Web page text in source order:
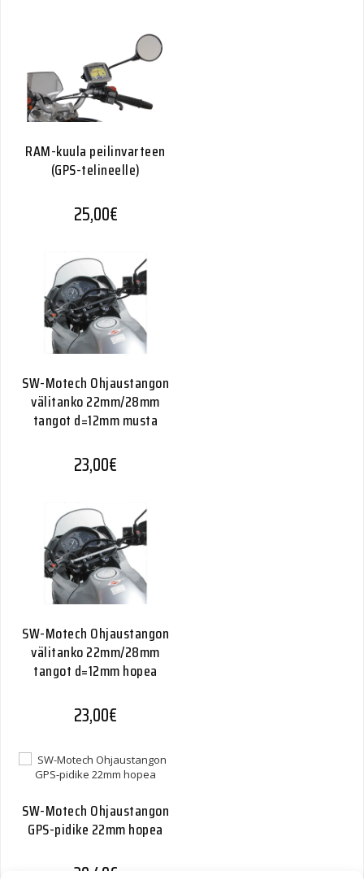
RAM-kuula peilinvarteen
(GPS-telineelle)
25,00€
SW-Motech Ohjaustangon
välitanko 22mm/28mm
tangot d=12mm musta
23,00€
SW-Motech Ohjaustangon
välitanko 22mm/28mm
tangot d=12mm hopea
23,00€
SW-Motech Ohjaustangon
GPS-pidike 22mm hopea
30,40€